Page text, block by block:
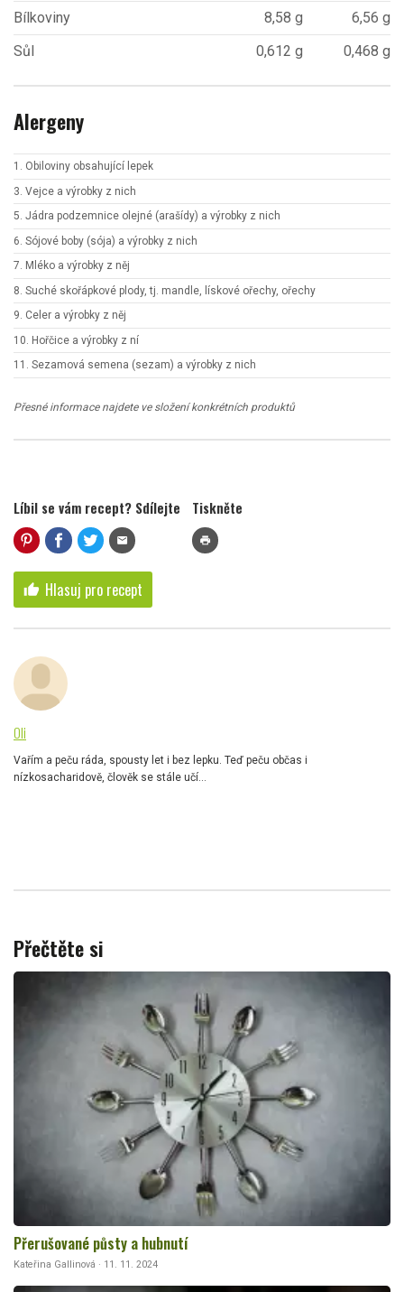
Bílkoviny 8,58 g
6,56 g
Sůl
0,612 g 0,468 g
Alergeny
1. Obiloviny obsahující lepek
3. Vejce a výrobky z nich
5. Jádra podzemnice olejné (arašídy) a výrobky z nich
6. Sójové boby (sója) a výrobky z nich
7. Mléko a výrobky z něj
8. Suché skořápkové plody, tj. mandle, lískové ořechy, ořechy
9. Celer a výrobky z něj
10. Hořčice a výrobky z ní
11. Sezamová semena (sezam) a výrobky z nich
Přesné informace najdete ve složení konkrétních produktů
Líbil se vám recept? Sdílejte
mail
Tiskněte
print
thumb_up Hlasuj pro recept
Oli
Vařím a peču ráda, spousty let i bez lepku. Teď peču občas i
nízkosacharidově, člověk se stále učí...
Přečtěte si
Přerušované půsty a hubnutí
Kateřina Gallinová · 11. 11. 2024